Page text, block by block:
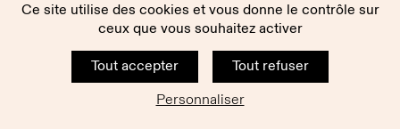
Ce site utilise des cookies et vous donne le contrôle sur
ceux que vous souhaitez activer
Tout accepter
Tout refuser
Personnaliser